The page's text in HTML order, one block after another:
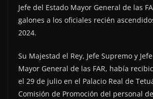
Jefe del Estado Mayor General de las
galones a los oficiales recién
2024.
Su Majestad el Rey, Jefe Supremo y
Mayor General de las FAR, había
el 29 de julio en el Palacio Real de
Comisión de Promoción del personal